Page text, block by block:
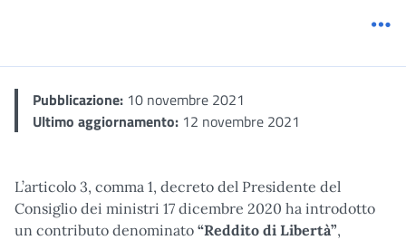
Pubblicazione: 10 novembre 2021
Ultimo aggiornamento: 12 novembre 2021
L’articolo 3, comma 1, decreto del Presidente del
Consiglio dei ministri 17 dicembre 2020 ha introdotto
un contributo denominato “Reddito di Libertà”,